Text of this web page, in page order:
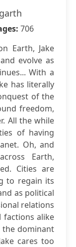
706
Earth, Jake
evolve as
With a
has literally
of the
freedom,
All the while
of having
Oh, and
Earth,
Cities are
to regain its
as political
relations
factions alike
the dominant
cares too